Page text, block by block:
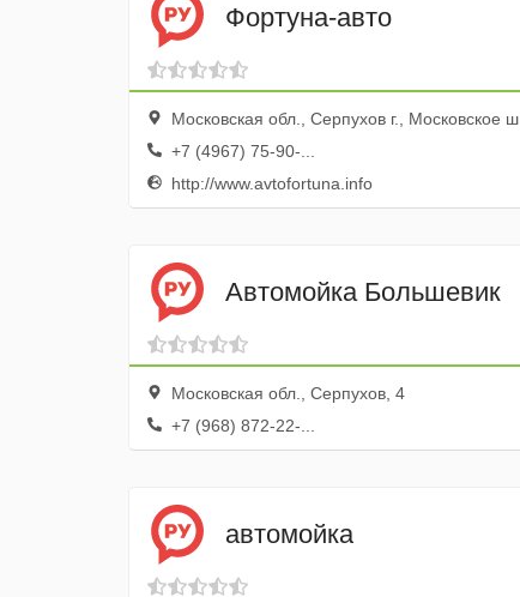
Фортуна-авто
Московская обл., Серпухов г., Московское ш., 82а
+7 (4967) 75-90-...
http://www.avtofortuna.info
Автомойка Большевик
Московская обл., Серпухов, 4
+7 (968) 872-22-...
автомойка